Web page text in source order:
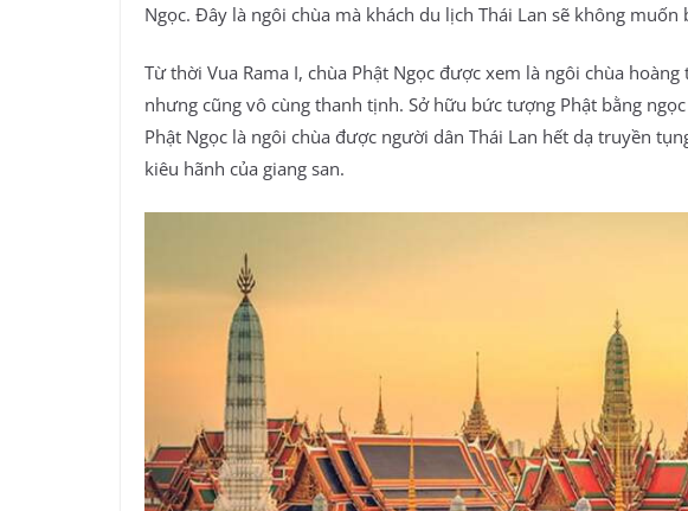
Ngọc. Đây là ngôi chùa mà khách du lịch Thái Lan sẽ không muốn
Từ thời Vua Rama I, chùa Phật Ngọc được xem là ngôi chùa
nhưng cũng vô cùng thanh tịnh. Sở hữu bức tượng Phật bằng
Phật Ngọc là ngôi chùa được người dân Thái Lan hết dạ truyền
kiêu hãnh của giang san.